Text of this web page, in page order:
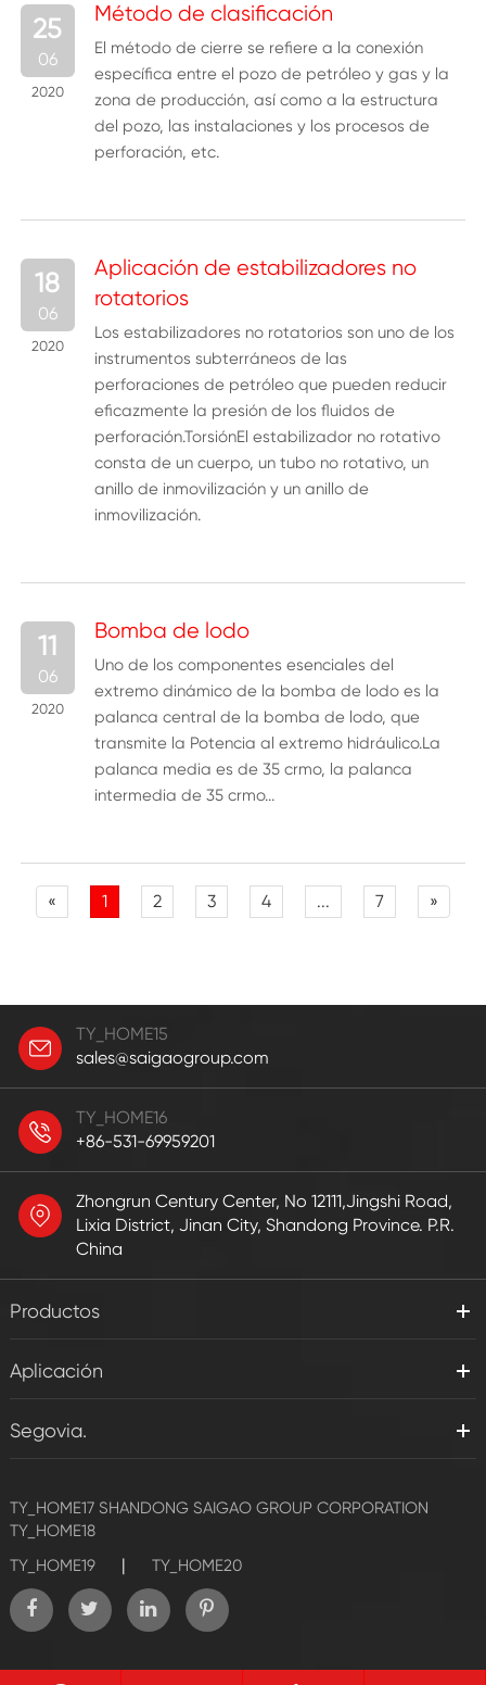
Método de clasificación
25
06
2020
El método de cierre se refiere a la conexión
específica entre el pozo de petróleo y gas y la
zona de producción, así como a la estructura
del pozo, las instalaciones y los procesos de
perforación, etc.
Aplicación de estabilizadores no
rotatorios
18
06
2020
Los estabilizadores no rotatorios son uno de los
instrumentos subterráneos de las
perforaciones de petróleo que pueden reducir
eficazmente la presión de los fluidos de
perforación.TorsiónEl estabilizador no rotativo
consta de un cuerpo, un tubo no rotativo, un
anillo de inmovilización y un anillo de
inmovilización.
Bomba de lodo
11
06
2020
Uno de los componentes esenciales del
extremo dinámico de la bomba de lodo es la
palanca central de la bomba de lodo, que
transmite la Potencia al extremo hidráulico.La
palanca media es de 35 crmo, la palanca
intermedia de 35 crmo...
« 1 2 3 4 ... 7 »
TY_HOME15
sales@saigaogroup.com
TY_HOME16
+86-531-69959201
Zhongrun Century Center, No 12111,Jingshi Road,
Lixia District, Jinan City, Shandong Province. P.R.
China
Productos
Aplicación
Segovia.
TY_HOME17 SHANDONG SAIGAO GROUP CORPORATION
TY_HOME18
TY_HOME19
| TY_HOME20